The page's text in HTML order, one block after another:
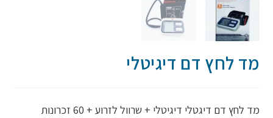
מד לחץ דם דיגיטלי
מד לחץ דם דיגטלי דיגיטלי + שרוול לזרוע + 60 זכרונות